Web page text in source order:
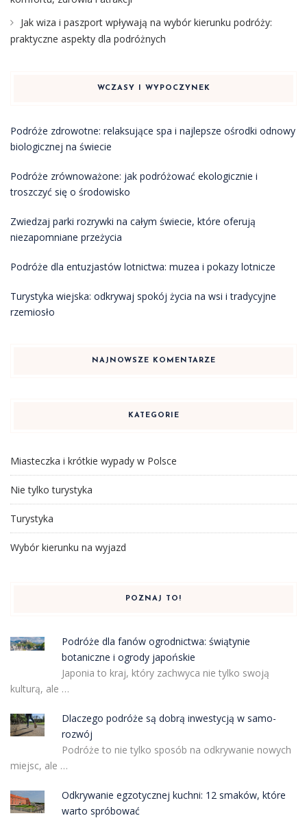
Jak wiza i paszport wpływają na wybór kierunku podróży:
praktyczne aspekty dla podróżnych
WCZASY I WYPOCZYNEK
Podróże zdrowotne: relaksujące spa i najlepsze ośrodki odnowy
biologicznej na świecie
Podróże zrównoważone: jak podróżować ekologicznie i
troszczyć się o środowisko
Zwiedzaj parki rozrywki na całym świecie, które oferują
niezapomniane przeżycia
Podróże dla entuzjastów lotnictwa: muzea i pokazy lotnicze
Turystyka wiejska: odkrywaj spokój życia na wsi i tradycyjne
rzemiosło
NAJNOWSZE KOMENTARZE
KATEGORIE
Miasteczka i krótkie wypady w Polsce
Nie tylko turystyka
Turystyka
Wybór kierunku na wyjazd
POZNAJ TO!
Podróże dla fanów ogrodnictwa: świątynie
botaniczne i ogrody japońskie
Japonia to kraj, który zachwyca nie tylko swoją
kulturą, ale …
Dlaczego podróże są dobrą inwestycją w samo-
rozwój
Podróże to nie tylko sposób na odkrywanie nowych
miejsc, ale …
Odkrywanie egzotycznej kuchni: 12 smaków, które
warto spróbować